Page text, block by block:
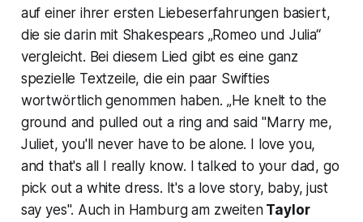
auf einer ihrer ersten Liebeserfahrungen basiert,
die sie darin mit Shakespears „Romeo und Julia“
vergleicht. Bei diesem Lied gibt es eine ganz
spezielle Textzeile, die ein paar Swifties
wortwörtlich genommen haben. „He knelt to the
ground and pulled out a ring and said "Marry me,
Juliet, you'll never have to be alone. I love you,
and that's all I really know. I talked to your dad, go
pick out a white dress. It's a love story, baby, just
say yes". Auch in Hamburg am zweitenTaylor